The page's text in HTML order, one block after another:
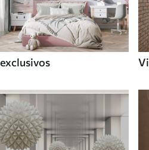
exclusivos